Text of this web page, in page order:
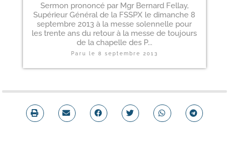
Sermon prononcé par Mgr Bernard Fellay,
Supérieur Général de la FSSPX le dimanche 8
septembre 2013 à la messe solennelle pour
les trente ans du retour à la messe de toujours
de la chapelle des P...
Paru le 8 septembre 2013